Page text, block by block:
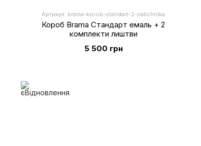
Артикул: brama-korob-standart-2-nalichnika
Короб Brama Стандарт емаль + 2
комплекти лиштви
5 500 грн